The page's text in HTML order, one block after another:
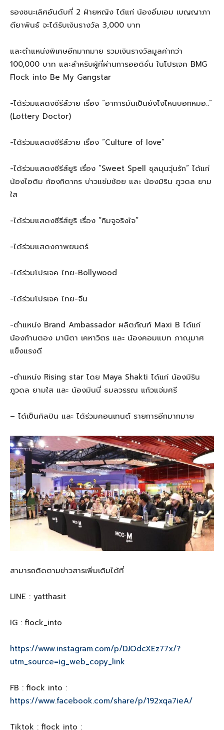
รองชนะเลิศอันดับที่ 2 ฝ่ายหญิง ได้แก่ น้องอิ่มเอม เบญญาภา
ตียาพันธ์ จะได้รับเงินรางวัล 3,000 บาท
และตำแหน่งพิเศษอีกมากมาย รวมเงินรางวัลมูลค่ากว่า
100,000 บาท และสำหรับผู้ที่ผ่านการออดิชั่น ในโปรเจค BMG
Flock into Be My Gangstar
-ได้ร่วมแสดงซีรีส์วาย เรื่อง “อาการมันเป็นยังไงไหนบอกหมอ..”
(Lottery Doctor)
-ได้ร่วมแสดงซีรีส์วาย เรื่อง “Culture of love”
-ได้ร่วมแสดงซีรีส์ยูริ เรื่อง “Sweet Spell ชุลมุนวุ่นรัก” ได้แก่
น้องไอติม ก้องกิดากร บ่าวแช่มช้อย และ น้องมิริน ภูวดล ยาม
ใส
-ได้ร่วมแสดงซีรีส์ยูริ เรื่อง “กิมจูจริงใจ”
-ได้ร่วมแสดงภาพยนตร์
-ได้ร่วมโปรเจค ไทย-Bollywood
-ได้ร่วมโปรเจค ไทย-จีน
-ตำแหน่ง Brand Ambassador ผลิตภัณฑ์ Maxi B ได้แก่
น้องก้านตอง มานิตา เคหาวิตร และ น้องคอมแบท ภาณุมาศ
แข็งแรงดี
-ตำแหน่ง Rising star โดย Maya Shakti ได้แก่ น้องมิริน
ภูวดล ยามใส และ น้องมินนี่ ธมลวรรณ แก้วแจ่มศรี
– ได้เป็นศิลปิน และ ได้ร่วมคอนเทนต์ รายการอีกมากมาย
สามารถติดตามข่าวสารเพิ่มเติมได้ที่
LINE : yatthasit
IG : flock_into
https://www.instagram.com/p/DJOdcXEz77x/?
utm_source=ig_web_copy_link
FB : flock into :
https://www.facebook.com/share/p/192xqa7ieA/
Tiktok : flock into :